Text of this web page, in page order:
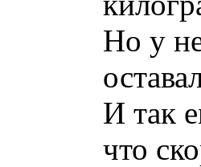
Но у
И так
что